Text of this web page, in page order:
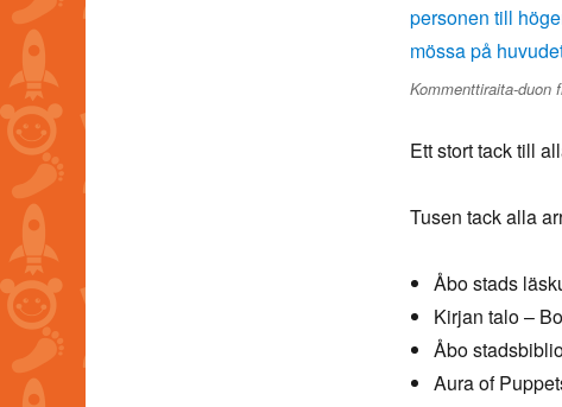
Kommenttiraita-duon
Ett stort tack till
Tusen tack alla
Åbo stads
Kirjan talo –
Åbo
Aura of